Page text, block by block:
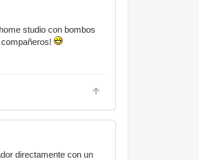
studio con bombos
directamente con un